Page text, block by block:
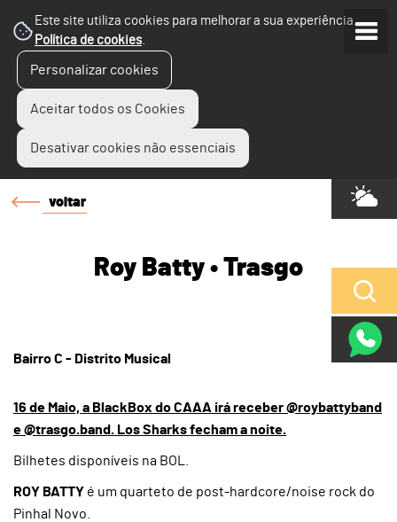
Este site utiliza cookies para melhorar a sua experiência.
Política de cookies.
Personalizar cookies
Aceitar todos os Cookies
Desativar cookies não essenciais
voltar
Roy Batty • Trasgo
Bairro C - Distrito Musical
16 de Maio, a BlackBox do CAAA irá receber @roybattyband
e @trasgo.band. Los Sharks fecham a noite.
Bilhetes disponíveis na BOL.
ROY BATTY é um quarteto de post-hardcore/noise rock do
Pinhal Novo.